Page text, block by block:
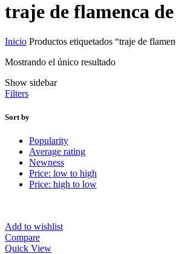
traje de flamenca
Inicio Productos etiquetados “traje de
Mostrando el único resultado
Show sidebar
Filters
Sort by
Popularity
Average rating
Newness
Price: low to high
Price: high to low
Add to wishlist
Compare
Quick View